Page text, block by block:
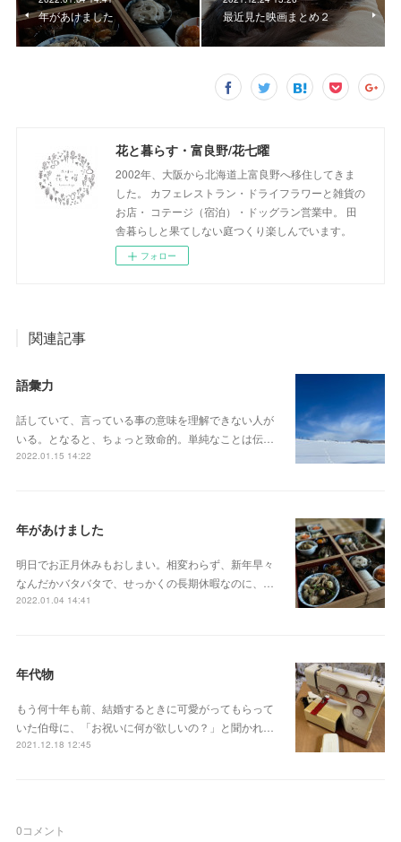
年があけました 最近見た映画まとめ２
花と暮らす・富良野/花七曜
2002年、大阪から北海道上富良野へ移住してきま
した。 カフェレストラン・ドライフラワーと雑貨の
お店・ コテージ（宿泊）・ドッグラン営業中。 田
舎暮らしと果てしない庭つくり楽しんでいます。
フォロー
関連記事
語彙力
話していて、言っている事の意味を理解できない人が
いる。となると、ちょっと致命的。単純なことは伝…
2022.01.15 14:22
年があけました
明日でお正月休みもおしまい。相変わらず、新年早々
なんだかバタバタで、せっかくの長期休暇なのに、…
2022.01.04 14:41
年代物
もう何十年も前、結婚するときに可愛がってもらって
いた伯母に、「お祝いに何が欲しいの？」と聞かれ…
2021.12.18 12:45
0コメント